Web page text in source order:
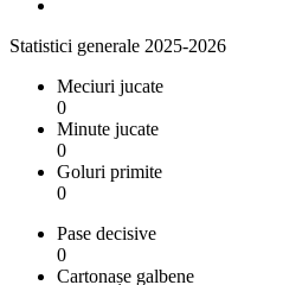
Statistici generale 2025-2026
Meciuri jucate
0
Minute jucate
0
Goluri primite
0
Pase decisive
0
Cartonașe galbene